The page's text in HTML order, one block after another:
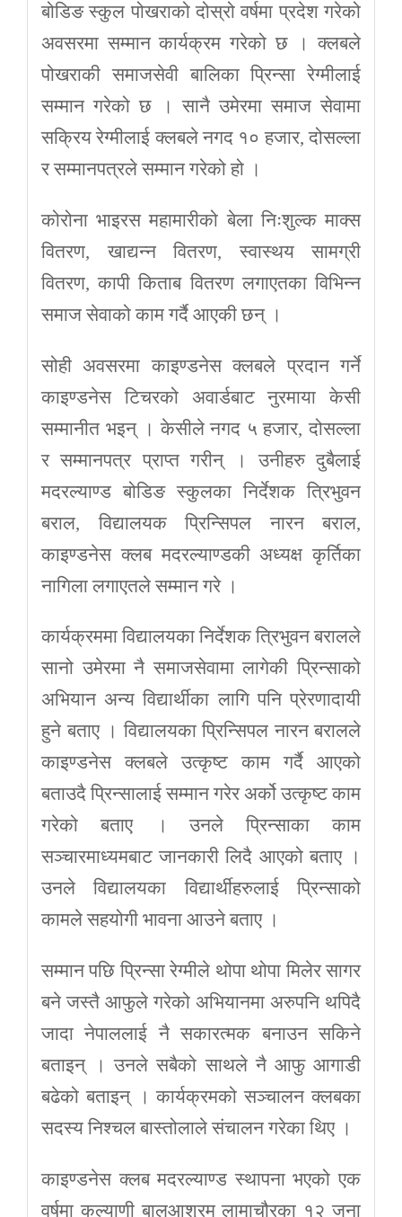
बोडिङ स्कुल पोखराको दोस्रो वर्षमा प्रदेश गरेको
अवसरमा सम्मान कार्यक्रम गरेको छ । क्लबले
पोखराकी समाजसेवी बालिका प्रिन्सा रेग्मीलाई
सम्मान गरेको छ । सानै उमेरमा समाज सेवामा
सक्रिय रेग्मीलाई क्लबले नगद १० हजार, दोसल्ला
र सम्मानपत्रले सम्मान गरेको हो ।
कोरोना भाइरस महामारीको बेला निःशुल्क माक्स
वितरण, खाद्यन्न वितरण, स्वास्थय सामग्री
वितरण, कापी किताब वितरण लगाएतका विभिन्न
समाज सेवाको काम गर्दै आएकी छन् ।
सोही अवसरमा काइण्डनेस क्लबले प्रदान गर्ने
काइण्डनेस टिचरको अवार्डबाट नुरमाया केसी
सम्मानीत भइन् । केसीले नगद ५ हजार, दोसल्ला
र सम्मानपत्र प्राप्त गरीन् । उनीहरु दुबैलाई
मदरल्याण्ड बोडिङ स्कुलका निर्देशक त्रिभुवन
बराल, विद्यालयक प्रिन्सिपल नारन बराल,
काइण्डनेस क्लब मदरल्याण्डकी अध्यक्ष कृर्तिका
नागिला लगाएतले सम्मान गरे ।
कार्यक्रममा विद्यालयका निर्देशक त्रिभुवन बरालले
सानो उमेरमा नै समाजसेवामा लागेकी प्रिन्साको
अभियान अन्य विद्यार्थीका लागि पनि प्रेरणादायी
हुने बताए । विद्यालयका प्रिन्सिपल नारन बरालले
काइण्डनेस क्लबले उत्कृष्ट काम गर्दै आएको
बताउदै प्रिन्सालाई सम्मान गरेर अर्को उत्कृष्ट काम
गरेको बताए । उनले प्रिन्साका काम
सञ्चारमाध्यमबाट जानकारी लिदै आएको बताए ।
उनले विद्यालयका विद्यार्थीहरुलाई प्रिन्साको
कामले सहयोगी भावना आउने बताए ।
सम्मान पछि प्रिन्सा रेग्मीले थोपा थोपा मिलेर सागर
बने जस्तै आफुले गरेको अभियानमा अरुपनि थपिदै
जादा नेपाललाई नै सकारत्मक बनाउन सकिने
बताइन् । उनले सबैको साथले नै आफु आगाडी
बढेको बताइन् । कार्यक्रमको सञ्चालन क्लबका
सदस्य निश्चल बास्तोलाले संचालन गरेका थिए ।
काइण्डनेस क्लब मदरल्याण्ड स्थापना भएको एक
वर्षमा कल्याणी बालआश्रम लामाचौरका १२ जना